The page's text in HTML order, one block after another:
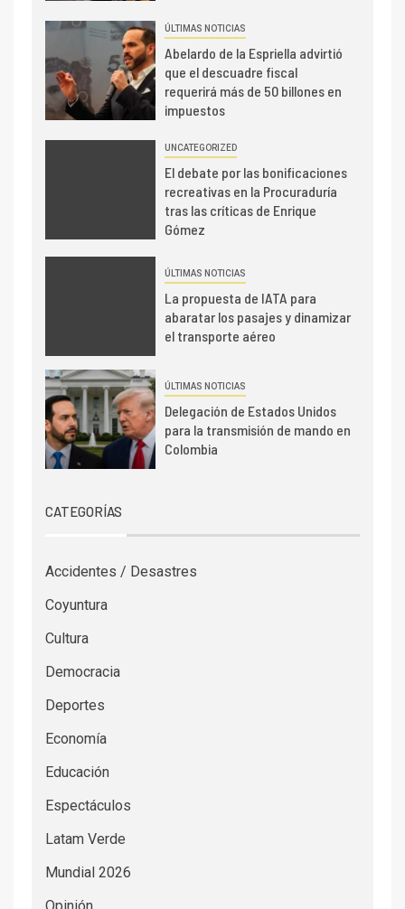
ÚLTIMAS NOTICIAS
Abelardo de la Espriella advirtió
que el descuadre fiscal
requerirá más de 50 billones en
impuestos
UNCATEGORIZED
El debate por las bonificaciones
recreativas en la Procuraduría
tras las críticas de Enrique
Gómez
ÚLTIMAS NOTICIAS
La propuesta de IATA para
abaratar los pasajes y dinamizar
el transporte aéreo
ÚLTIMAS NOTICIAS
Delegación de Estados Unidos
para la transmisión de mando en
Colombia
CATEGORÍAS
Accidentes / Desastres
Coyuntura
Cultura
Democracia
Deportes
Economía
Educación
Espectáculos
Latam Verde
Mundial 2026
Opinión